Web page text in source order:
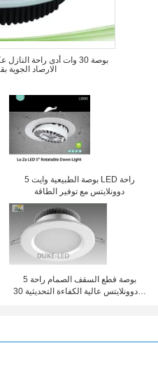
الارصاد الجوية
5 بوصة الطبيعية وايت LED راحة
دوونلايتس مع توفير الطاقة
5 بوصة قطع السقف الصمام راحة
دوونلايتس عالية الكفاءة التحديثية 30W